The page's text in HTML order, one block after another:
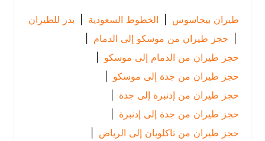
طيران بيجاسوس | الخطوط السعودية | بدر للطيران
حجز طيران من موسكو إلى الدمام
|
حجز طيران من الدمام إلى موسكو |
حجز طيران من جدة إلى موسكو |
حجز طيران من إدنبرة إلى جدة
حجز طيران من جدة إلى إدنبرة |
حجز طيران من تاكلوبان إلى الرياض
|